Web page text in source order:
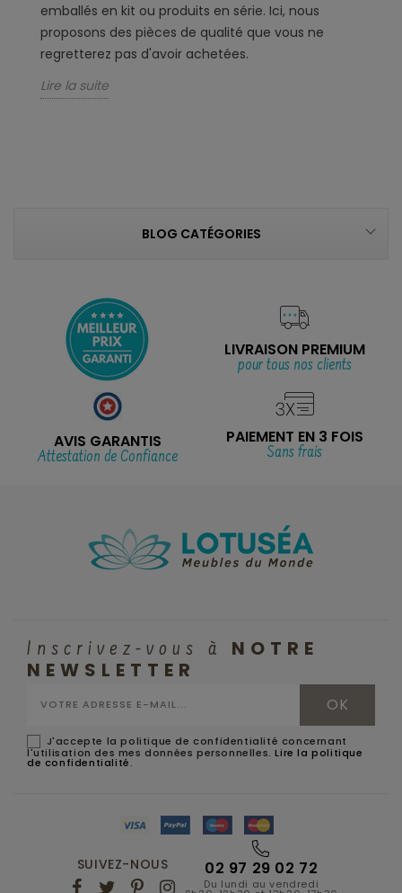
emballés en kit ou produits en série. Ici, nous
proposons des pièces de qualité que vous ne
regretterez pas d'avoir achetées.
Lire la suite
BLOG CATÉGORIES
LIVRAISON PREMIUM
pour tous nos clients
AVIS GARANTIS
Attestation de Confiance
PAIEMENT EN 3 FOIS
Sans frais
Inscrivez-vous à
NOTRE
NEWSLETTER
J'accepte la politique de confidentialité concernant
l'utilisation des mes données personnelles.Lire la politique
de confidentialité.
SUIVEZ-NOUS 02 97 29 02 72
Du lundi au vendredi